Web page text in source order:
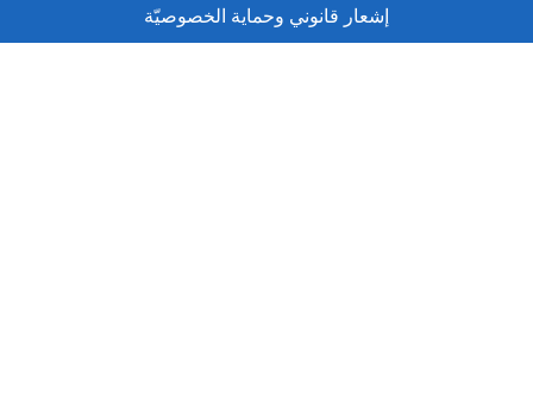
إشعار قانوني وحماية الخصوصيّة